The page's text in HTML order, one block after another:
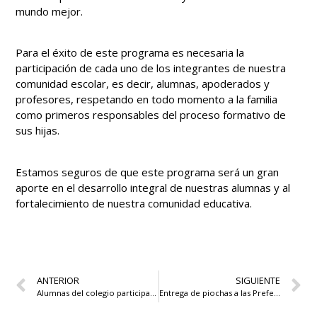
mundo mejor.
Para el éxito de este programa es necesaria la
participación de cada uno de los integrantes de nuestra
comunidad escolar, es decir, alumnas, apoderados y
profesores, respetando en todo momento a la familia
como primeros responsables del proceso formativo de
sus hijas.
Estamos seguros de que este programa será un gran
aporte en el desarrollo integral de nuestras alumnas y al
fortalecimiento de nuestra comunidad educativa.
ANTERIOR SIGUIENTE